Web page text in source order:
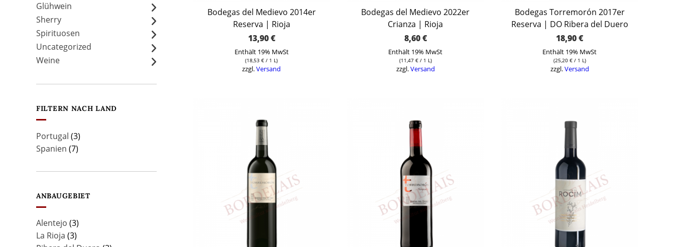
Bodegas del Medievo 2014er
Reserva | Rioja
13,90€
Enthält 19% MwSt
(18,53€ / 1 L)
zzgl.Versand
Bodegas del Medievo 2022er
Crianza | Rioja
8,60€
Enthält 19% MwSt
(11,47 €/ 1 L)
zzgl.Versand
Bodegas Torremorón 2017er
Reserva | DO Ribera del Duero
18,90€
Enthält 19% MwSt
(25,20 €/ 1 L)
zzgl.Versand
Glühwein
Sherry
Spirituosen
Uncategorized
Weine
FILTERN NACH LAND
Portugal (3)
Spanien (7)
ANBAUGEBIET
Alentejo (3)
La Rioja (3)